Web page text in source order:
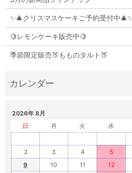
✨🎄クリスマスケーキご予約受付中
🍋レモンケーキ販売中🍋
季節限定販売🍑もものタルト🍑
2026年 8月
日
月 火 水
2
3 4 5
9
10 11 12